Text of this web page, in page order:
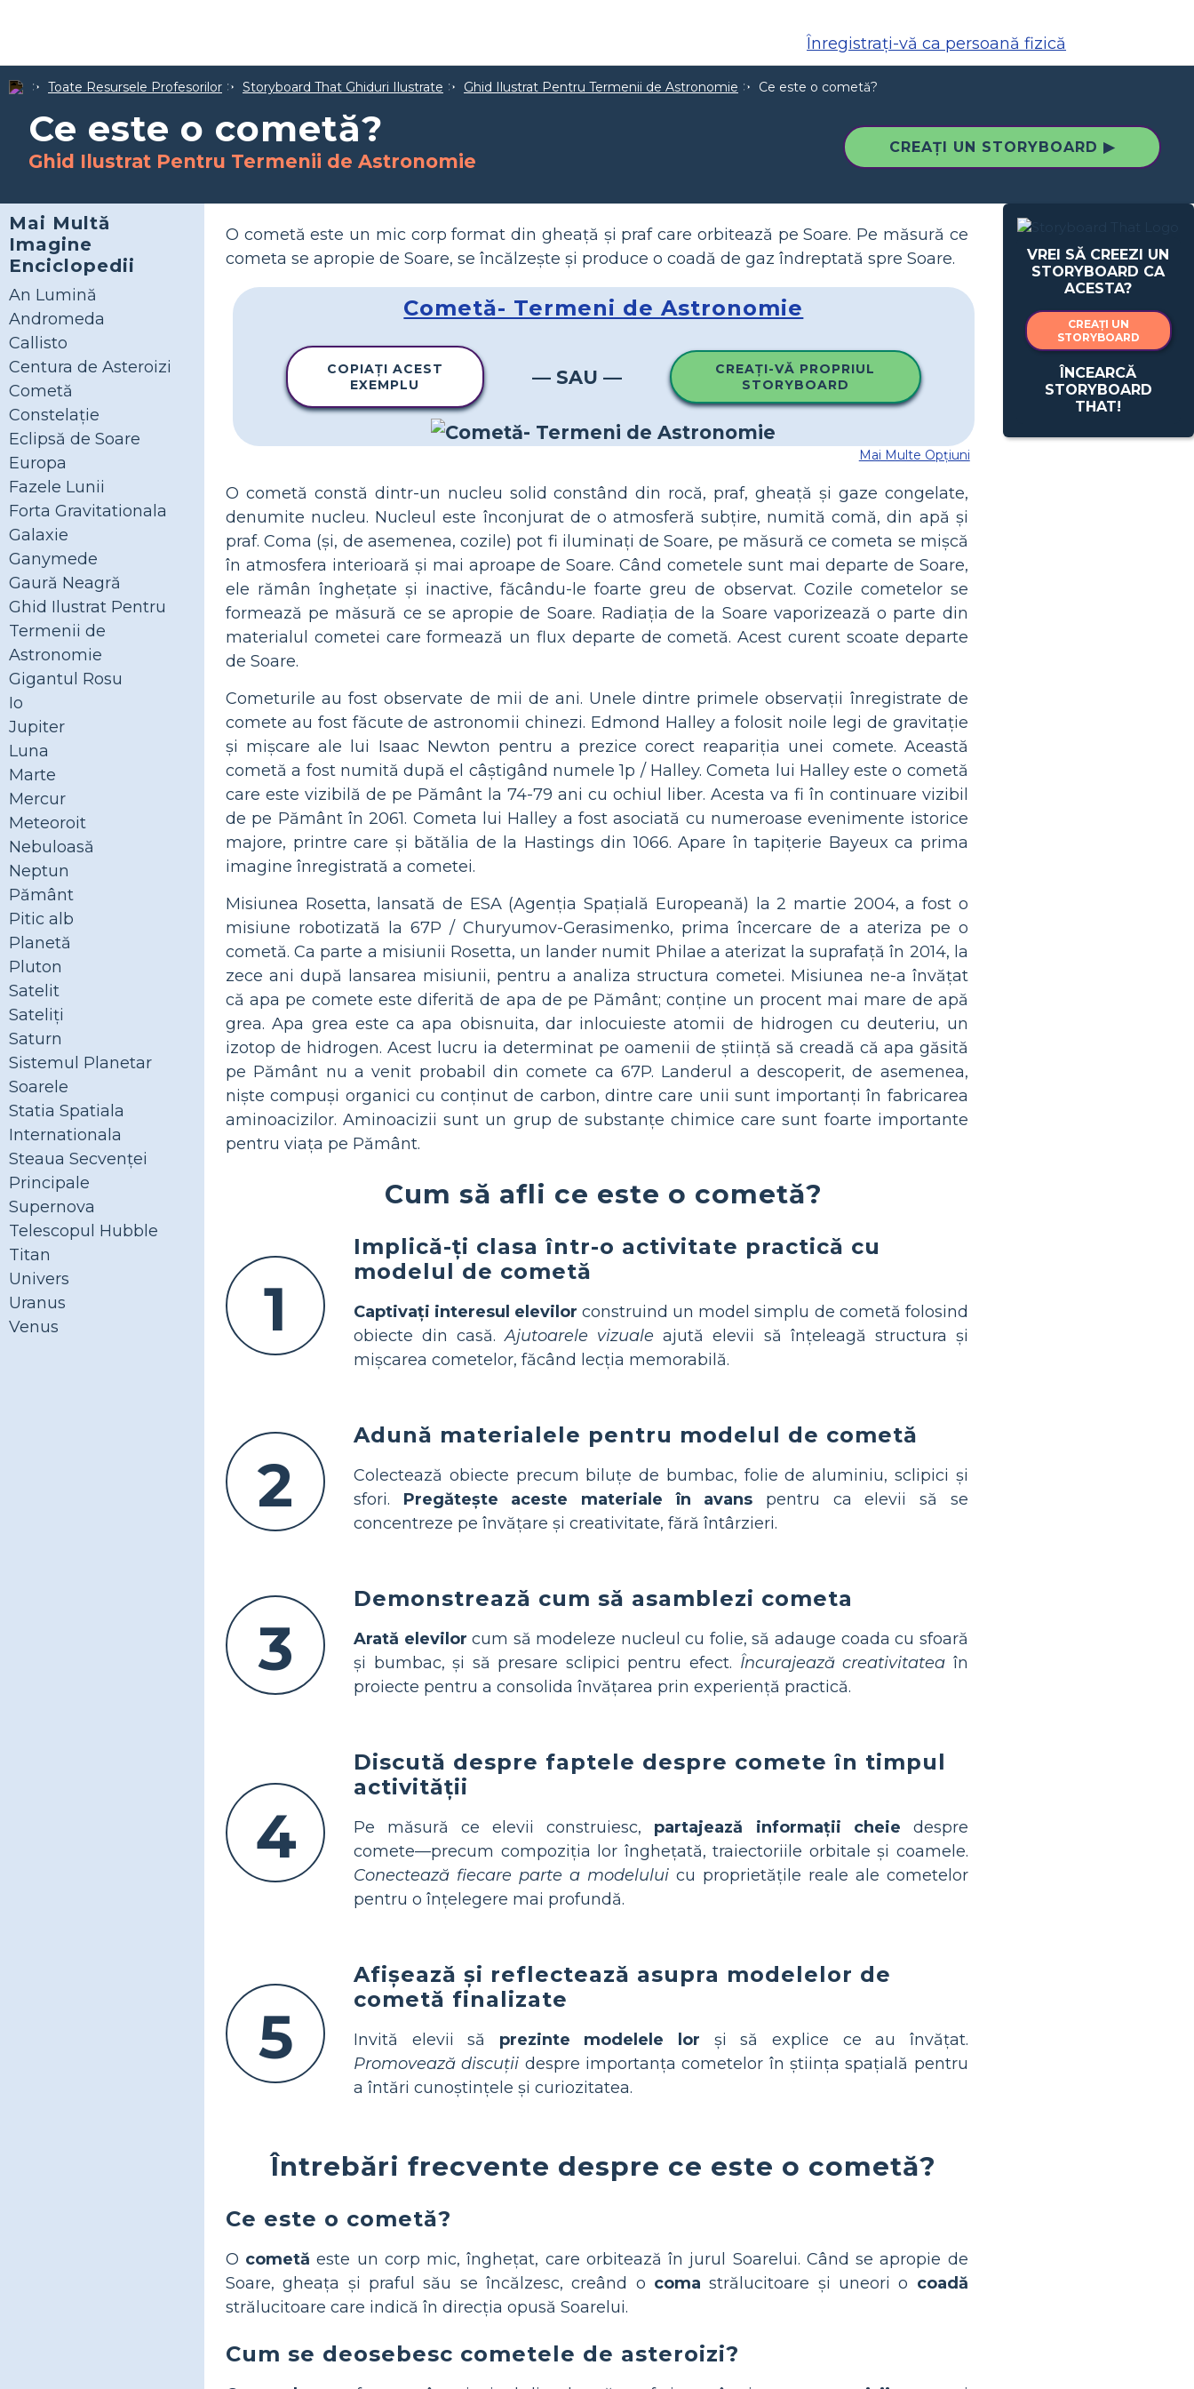
Înregistrați-vă ca persoană fizică
Toate Resursele Profesorilor Storyboard That Ghiduri Ilustrate Ghid Ilustrat Pentru Termenii de Astronomie Ce este o cometă?
Ce este o cometă?
Ghid Ilustrat Pentru Termenii de Astronomie
CREAȚI UN STORYBOARD ▶
Mai Multă
Imagine
Enciclopedii
An Lumină
Andromeda
Callisto
Centura de Asteroizi
Cometă
Constelaţie
Eclipsă de Soare
Europa
Fazele Lunii
Forta Gravitationala
Galaxie
Ganymede
Gaură Neagră
Ghid Ilustrat Pentru
Termenii de
Astronomie
Gigantul Rosu
Io
Jupiter
Luna
Marte
Mercur
Meteoroit
Nebuloasă
Neptun
Pământ
Pitic alb
Planetă
Pluton
Satelit
Sateliţi
Saturn
Sistemul Planetar
Soarele
Statia Spatiala
Internationala
Steaua Secvenței
Principale
Supernova
Telescopul Hubble
Titan
Univers
Uranus
Venus
VREI SĂ CREEZI UN
STORYBOARD CA
ACESTA?
CREAȚI UN
STORYBOARD
ÎNCEARCĂ
STORYBOARD
THAT!
O cometă este un mic corp format din gheață și praf care orbitează pe Soare. Pe măsură ce
cometa se apropie de Soare, se încălzește și produce o coadă de gaz îndreptată spre Soare.
Cometă- Termeni de Astronomie
COPIAȚI ACEST
EXEMPLU
— SAU —
CREAȚI-VĂ PROPRIUL
STORYBOARD
Mai Multe Opțiuni
O cometă constă dintr-un nucleu solid constând din rocă, praf, gheață și gaze congelate,
denumite nucleu. Nucleul este înconjurat de o atmosferă subțire, numită comă, din apă și
praf. Coma (și, de asemenea, cozile) pot fi iluminați de Soare, pe măsură ce cometa se mișcă
în atmosfera interioară și mai aproape de Soare. Când cometele sunt mai departe de Soare,
ele rămân înghețate și inactive, făcându-le foarte greu de observat. Cozile cometelor se
formează pe măsură ce se apropie de Soare. Radiația de la Soare vaporizează o parte din
materialul cometei care formează un flux departe de cometă. Acest curent scoate departe
de Soare.
Cometurile au fost observate de mii de ani. Unele dintre primele observații înregistrate de
comete au fost făcute de astronomii chinezi. Edmond Halley a folosit noile legi de gravitație
și mișcare ale lui Isaac Newton pentru a prezice corect reapariția unei comete. Această
cometă a fost numită după el câștigând numele 1p / Halley. Cometa lui Halley este o cometă
care este vizibilă de pe Pământ la 74-79 ani cu ochiul liber. Acesta va fi în continuare vizibil
de pe Pământ în 2061. Cometa lui Halley a fost asociată cu numeroase evenimente istorice
majore, printre care și bătălia de la Hastings din 1066. Apare în tapițerie Bayeux ca prima
imagine înregistrată a cometei.
Misiunea Rosetta, lansată de ESA (Agenția Spațială Europeană) la 2 martie 2004, a fost o
misiune robotizată la 67P / Churyumov-Gerasimenko, prima încercare de a ateriza pe o
cometă. Ca parte a misiunii Rosetta, un lander numit Philae a aterizat la suprafață în 2014, la
zece ani după lansarea misiunii, pentru a analiza structura cometei. Misiunea ne-a învățat
că apa pe comete este diferită de apa de pe Pământ; conține un procent mai mare de apă
grea. Apa grea este ca apa obisnuita, dar inlocuieste atomii de hidrogen cu deuteriu, un
izotop de hidrogen. Acest lucru ia determinat pe oamenii de știință să creadă că apa găsită
pe Pământ nu a venit probabil din comete ca 67P. Landerul a descoperit, de asemenea,
niște compuși organici cu conținut de carbon, dintre care unii sunt importanți în fabricarea
aminoacizilor. Aminoacizii sunt un grup de substanțe chimice care sunt foarte importante
pentru viața pe Pământ.
Cum să afli ce este o cometă?
1
Implică-ți clasa într-o activitate practică cu
modelul de cometă
Captivați interesul elevilor construind un model simplu de cometă folosind
obiecte din casă.Ajutoarele vizuale ajută elevii să înțeleagă structura și
mișcarea cometelor, făcând lecția memorabilă.
2
Adună materialele pentru modelul de cometă
Colectează obiecte precum biluțe de bumbac, folie de aluminiu, sclipici și
sfori. Pregătește aceste materiale în avans pentru ca elevii să se
concentreze pe învățare și creativitate, fără întârzieri.
3
Demonstrează cum să asamblezi cometa
Arată elevilor cum să modeleze nucleul cu folie, să adauge coada cu sfoară
și bumbac, și să presare sclipici pentru efect. Încurajează creativitatea în
proiecte pentru a consolida învățarea prin experiență practică.
4
Discută despre faptele despre comete în timpul
activității
Pe măsură ce elevii construiesc, partajează informații cheie despre
comete—precum compoziția lor înghețată, traiectoriile orbitale și coamele.
Conectează fiecare parte a modeluluicu proprietățile reale ale cometelor
pentru o înțelegere mai profundă.
5
Afișează și reflectează asupra modelelor de
cometă finalizate
Invită elevii să prezinte modelele lor și să explice ce au învățat.
Promovează discuții despre importanța cometelor în știința spațială pentru
a întări cunoștințele și curiozitatea.
Întrebări frecvente despre ce este o cometă?
Ce este o cometă?
O cometă este un corp mic, înghețat, care orbitează în jurul Soarelui. Când se apropie de
Soare, gheața și praful său se încălzesc, creând o coma strălucitoare și uneori o coadă
strălucitoare care indică în direcția opusă Soarelui.
Cum se deosebesc cometele de asteroizi?